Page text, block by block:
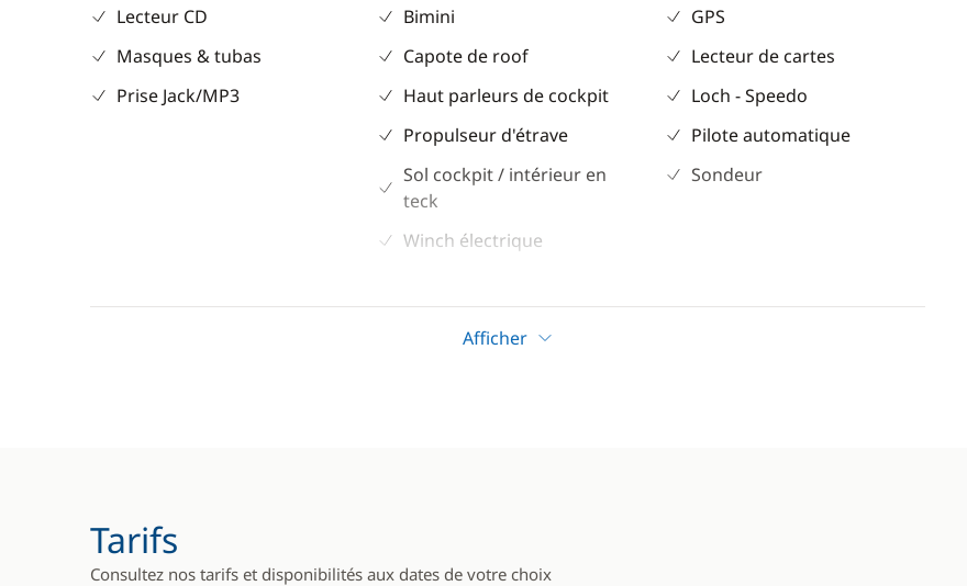
Lecteur CD
Masques & tubas
Prise Jack/MP3
Bimini
Capote de roof
Haut parleurs de cockpit
Propulseur d'étrave
Sol cockpit / intérieur en
teck
Winch électrique
GPS
Lecteur de cartes
Loch - Speedo
Pilote automatique
Sondeur
Divers
Confort
Afficher
Tarifs
Consultez nos tarifs et disponibilités aux dates de votre choix